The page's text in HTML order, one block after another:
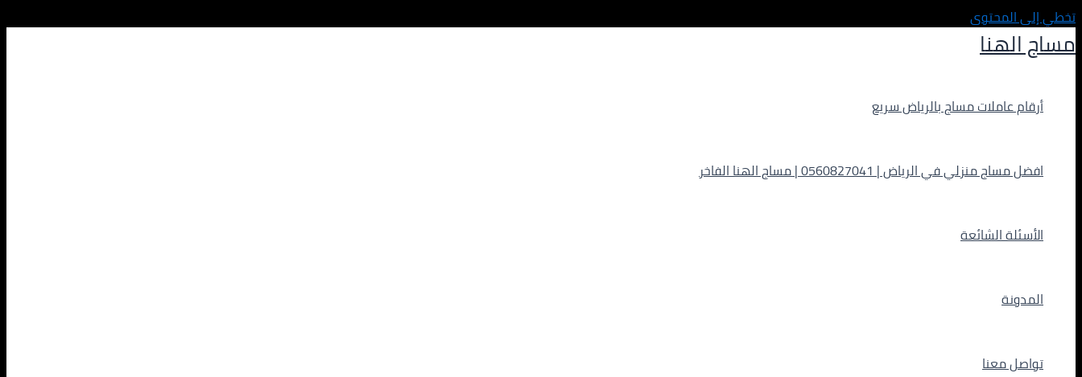
تخطي إلى المحتوى
مساج الهنا
أرقام عاملات مساج بالرياض سريع
افضل مساج منزلي في الرياض | 0560827041 | مساج الهنا الفاخر
الأسئلة الشائعة
المدونة
تواصل معنا